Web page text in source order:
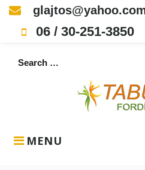
Skip
content
06 / 30-251-3850
MENU
Search